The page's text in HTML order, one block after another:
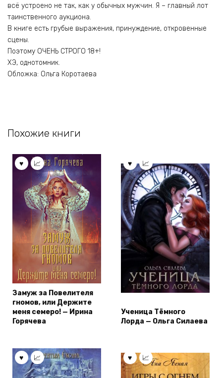
всё устроено не так, как у обычных мужчин. Я – главный лот
таинственного аукциона.
В книге есть грубые выражения, принуждение, откровенные
сцены.
Поэтому ОЧЕНЬ СТРОГО 18+!
ХЭ, однотомник.
Обложка: Ольга Коротаева
Похожие книги
Замуж за Повелителя
гномов, или Держите
меня семеро! — Ирина
Горячева
Ученица Тёмного
Лорда — Ольга Силаева